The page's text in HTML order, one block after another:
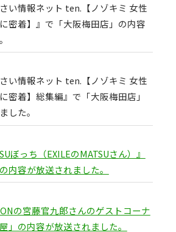
い情報ネット ten.【ノゾキミ 女性
密着】』で「大阪梅田店」の内容
い情報ネット ten.【ノゾキミ 女性
密着】総集編』で「大阪梅田店」
した。
ぼっち（EXILEのMATSUさん）』
内容が放送されました。
の宮藤官九郎さんのゲストコーナ
」の内容が放送されました。